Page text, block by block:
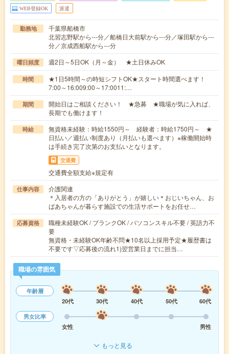
WEB登録OK 派遣
勤務地
千葉県船橋市
北習志野駅から---分／船橋日大前駅から---分／塚田駅から---
分／京成西船駅から---分
曜日頻度 週2日～5日OK（月～金） ★土日休みOK
時間
★1日5時間～の時短シフトOK★スタート時間選べます！
7:00～16:009:00～17:0011:…
期間
開始日はご相談ください！ ★急募 ★職場が気に入れば、
長期でも働けます！
時給
無資格未経験：時給1550円～ 経験者：時給1750円～ ★
日払い／週払い制度あり（月払いも選べます）※稼働開始時
は手続き完了次第のお支払いとなります。
交通費
交通費全額支給※規定有
仕事内容
介護関連
＊入居者の方の「ありがとう」が嬉しい＊おじいちゃん、お
ばあちゃんが暮らす施設での生活サポートをお任せ…
応募資格
職種未経験OK / ブランクOK / パソコンスキル不要 / 英語力不
要
無資格・未経験OK年齢不問★10名以上採用予定★履歴書は
不要です▽応募後の流れ1)翌営業日までに担当…
職場の雰囲気
年齢層
20代
30代 40代 50代
60代
男女比率
女性
男性
もっと見る